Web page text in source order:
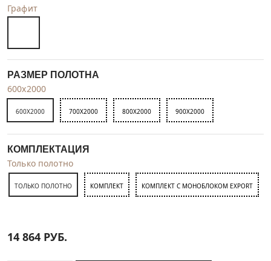
Графит
РАЗМЕР ПОЛОТНА
600x2000
600X2000 700X2000 800X2000 900X2000
КОМПЛЕКТАЦИЯ
Только полотно
ТОЛЬКО ПОЛОТНО КОМПЛЕКТ КОМПЛЕКТ С МОНОБЛОКОМ EXPORT
14 864 РУБ.